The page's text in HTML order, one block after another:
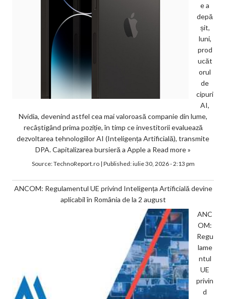
e a
depă
șit,
luni,
prod
ucăt
orul
de
cipuri
AI,
Nvidia, devenind astfel cea mai valoroasă companie din lume,
recâștigând prima poziție, în timp ce investitorii evaluează
dezvoltarea tehnologiilor AI (Inteligența Artificială), transmite
DPA. Capitalizarea bursieră a Apple a Read more »
Source:TechnoReport.ro| Published:iulie 30, 2026 - 2:13 pm
ANCOM: Regulamentul UE privind Inteligența Artificială devine
aplicabil în România de la 2 august
ANC
OM:
Regu
lame
ntul
UE
privin
d